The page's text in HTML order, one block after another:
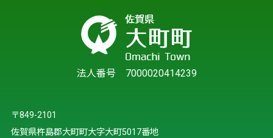
法人番号 7000020414239
〒849-2101
佐賀県杵島郡大町町大字大町5017番地